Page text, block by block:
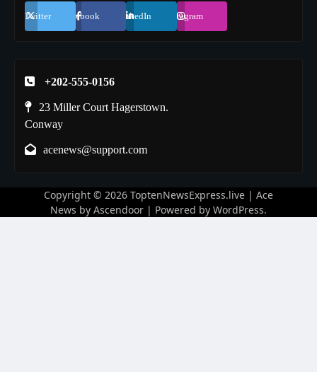
Twitter Facebook LinkedIn Instagram
+202-555-0156
23 Miller Court Hagerstown.
Conway
acenews@support.com
Copyright © 2026 ToptenNewsExpress.live | Ace
News by Ascendoor | Powered by WordPress.